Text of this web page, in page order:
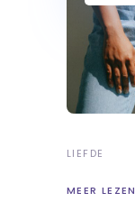
LIEFDE
MEER LEZEN